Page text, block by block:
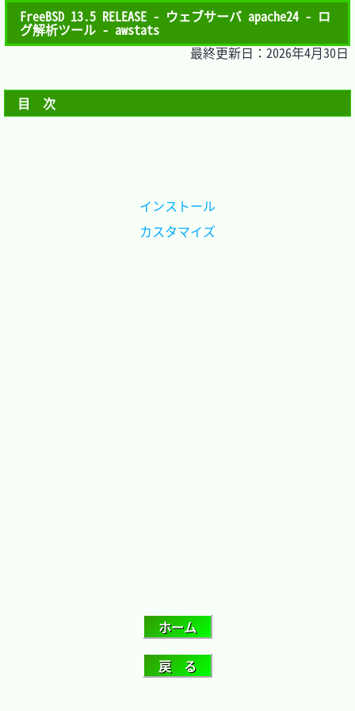
FreeBSD 13.5 RELEASE - ウェブサーバ apache24 - ロ
グ解析ツール - awstats
最終更新日：2026年4月30日
目　次
インストール
カスタマイズ